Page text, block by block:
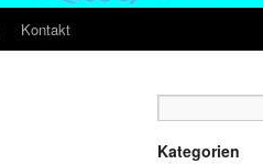
Kontakt
Kategorien